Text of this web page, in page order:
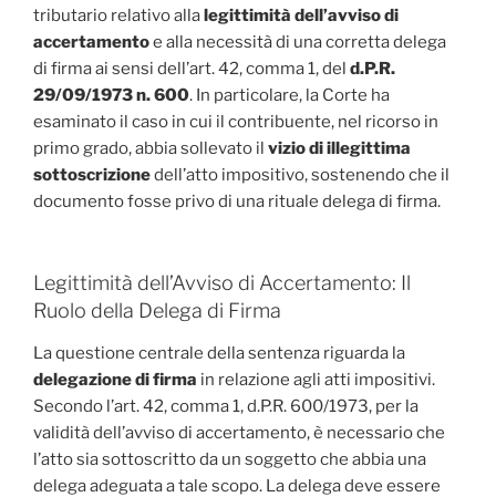
tributario relativo allalegittimità dell’avviso di
accertamentoe alla necessità di una corretta delega
di firma ai sensi dell’art. 42, comma 1, del d.P.R.
29/09/1973 n. 600. In particolare, la Corte ha
esaminato il caso in cui il contribuente, nel ricorso in
primo grado, abbia sollevato il vizio di illegittima
sottoscrizionedell’atto impositivo, sostenendo che il
documento fosse privo di una rituale delega di firma.
Legittimità dell’Avviso di Accertamento: Il
Ruolo della Delega di Firma
La questione centrale della sentenza riguarda la
delegazione di firma in relazione agli atti impositivi.
Secondo l’art. 42, comma 1, d.P.R. 600/1973, per la
validità dell’avviso di accertamento, è necessario che
l’atto sia sottoscritto da un soggetto che abbia una
delega adeguata a tale scopo. La delega deve essere